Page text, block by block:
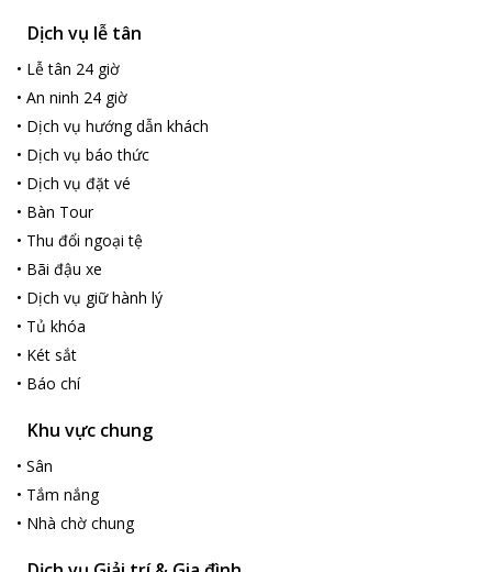
Dịch vụ lễ tân
• Lễ tân 24 giờ
• An ninh 24 giờ
• Dịch vụ hướng dẫn khách
• Dịch vụ báo thức
• Dịch vụ đặt vé
• Bàn Tour
• Thu đổi ngoại tệ
• Bãi đậu xe
• Dịch vụ giữ hành lý
• Tủ khóa
• Két sắt
• Báo chí
Khu vực chung
• Sân
• Tắm nắng
• Nhà chờ chung